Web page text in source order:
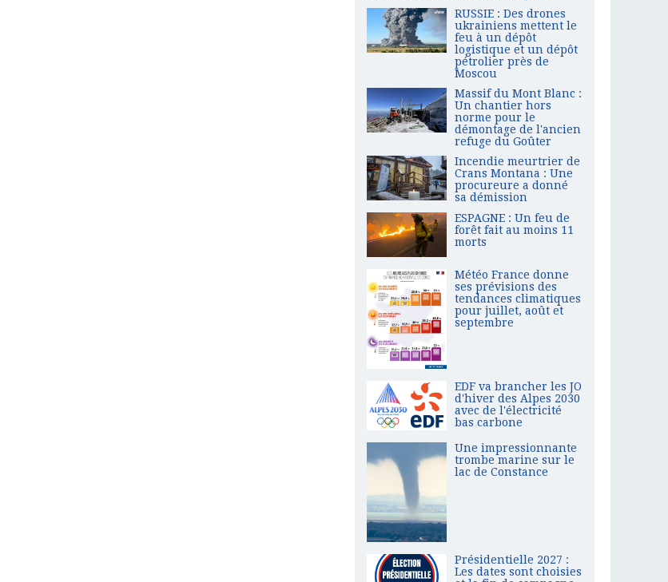
RUSSIE : Des drones
ukrainiens mettent le
feu à un dépôt
logistique et un dépôt
pétrolier près de
Moscou
Massif du Mont Blanc :
Un chantier hors
norme pour le
démontage de l'ancien
refuge du Goûter
Incendie meurtrier de
Crans Montana : Une
procureure a donné
sa démission
ESPAGNE : Un feu de
forêt fait au moins 11
morts
Météo France donne
ses prévisions des
tendances climatiques
pour juillet, août et
septembre
EDF va brancher les JO
d'hiver des Alpes 2030
avec de l'électricité
bas carbone
Une impressionnante
trombe marine sur le
lac de Constance
Présidentielle 2027 :
Les dates sont choisies